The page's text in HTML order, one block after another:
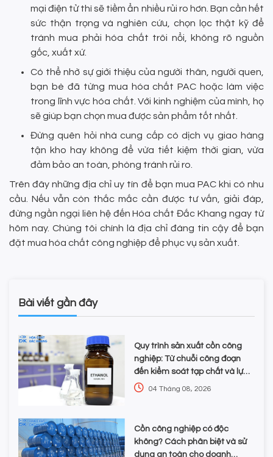
mại điện tử thì sẽ tiềm ẩn nhiều rủi ro hơn. Bạn cần hết
sức thận trọng và nghiên cứu, chọn lọc thật kỹ để
tránh mua phải hóa chất trôi nổi, không rõ nguồn
gốc, xuất xứ.
Có thể nhờ sự giới thiệu của người thân, người quen,
bạn bè đã từng mua hóa chất PAC hoặc làm việc
trong lĩnh vực hóa chất. Với kinh nghiệm của mình, họ
sẽ giúp bạn chọn mua được sản phẩm tốt nhất.
Đừng quên hỏi nhà cung cấp có dịch vụ giao hàng
tận kho hay không để vừa tiết kiệm thời gian, vừa
đảm bảo an toàn, phòng tránh rủi ro.
Trên đây những địa chỉ uy tín để bạn mua PAC khi có nhu
cầu. Nếu vẫn còn thắc mắc cần được tư vấn, giải đáp,
đừng ngần ngại liên hệ đến Hóa chất Đắc Khang ngay từ
hôm nay. Chúng tôi chính là địa chỉ đáng tin cậy để bạn
đặt mua hóa chất công nghiệp để phục vụ sản xuất.
Bài viết gần đây
Quy trình sản xuất cồn công
nghiệp: Từ chuỗi công đoạn
đến kiểm soát tạp chất và lựa
chọn hóa chất
04 Tháng 08, 2026
Cồn công nghiệp có độc
không? Cách phân biệt và sử
dụng an toàn cho doanh